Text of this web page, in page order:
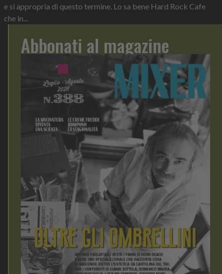
e si appropria di questo termine. Lo sa bene Hard Rock Cafe
che in...
Abbonati al magazine